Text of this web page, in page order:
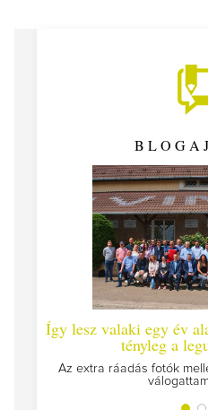
Így lesz valaki egy év
tényleg a
Az extra ráadás fotók